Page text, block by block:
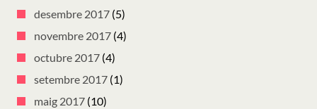
desembre 2017 (5)
novembre 2017 (4)
octubre 2017 (4)
setembre 2017 (1)
maig 2017 (10)